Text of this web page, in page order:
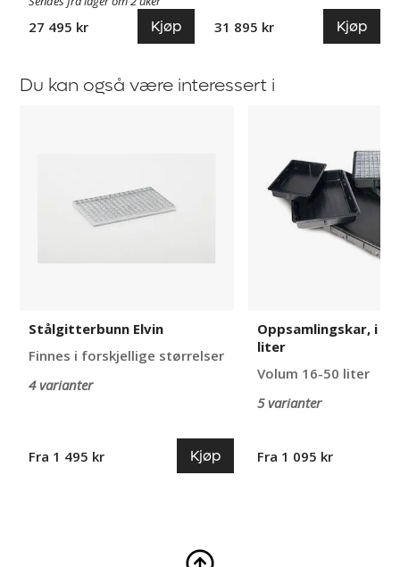
RAL
27 495 kr Kjøp 31 895 kr Kjøp
Du kan også være interessert i
Stålgitterbunn Elvin
Finnes i forskjellige størrelser
4 varianter
Fra 1 495 kr Kjøp
plast,
16-
Oppsamlingskar, i
liter
Volum 16-50 liter
5 varianter
Fra 1 095 kr